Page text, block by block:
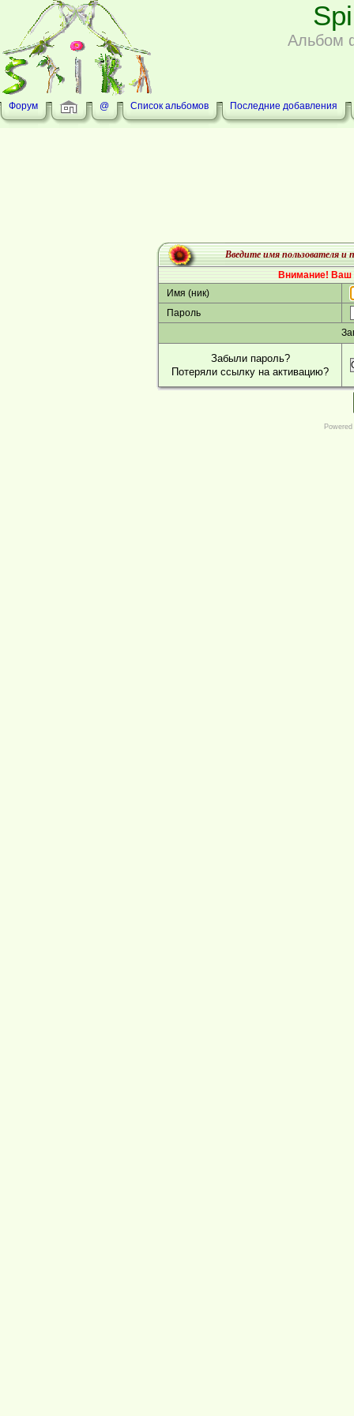
Альбом
Форум @ Список альбомов Последние добавления
Введите имя пользователя и
Внимание! Ваш
Имя (ник)
Пароль
Забыли пароль?
Потеряли ссылку на активацию?